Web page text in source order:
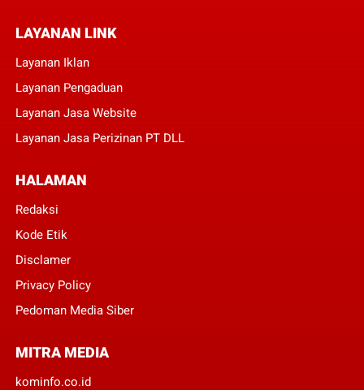
LAYANAN LINK
Layanan Iklan
Layanan Pengaduan
Layanan Jasa Website
Layanan Jasa Perizinan PT DLL
HALAMAN
Redaksi
Kode Etik
Disclamer
Privacy Policy
Pedoman Media Siber
MITRA MEDIA
kominfo.co.id